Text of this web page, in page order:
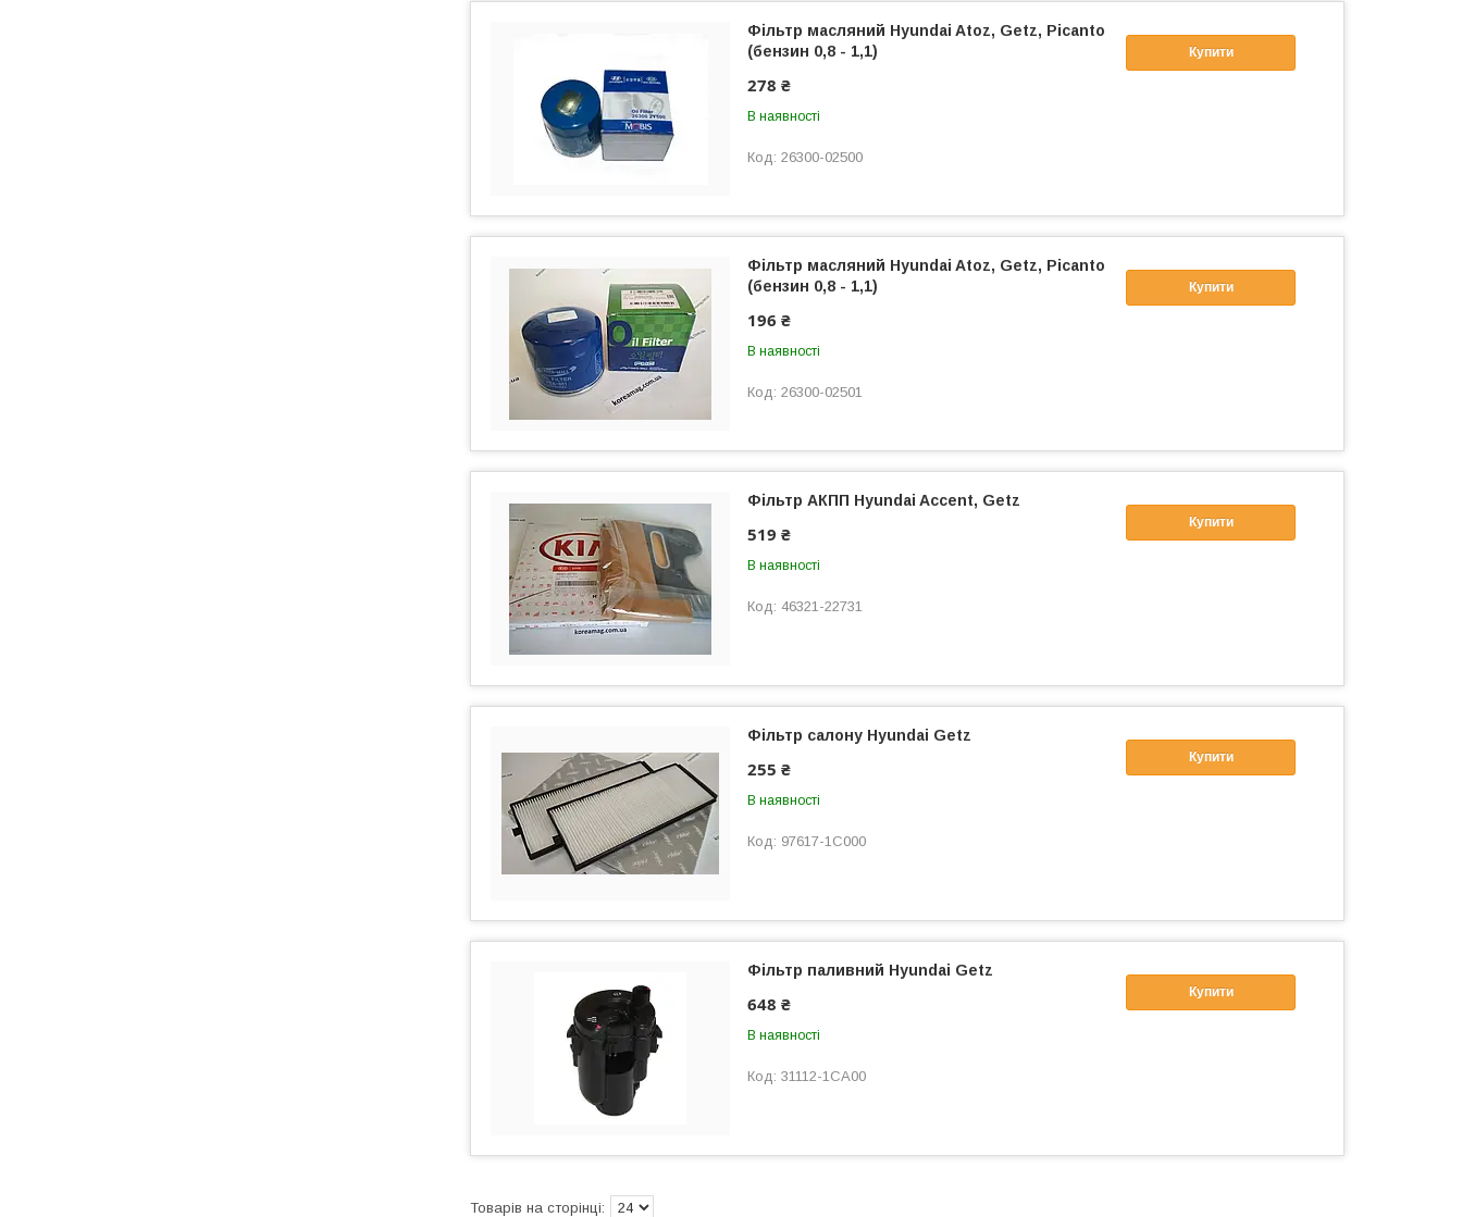
Купити
Фільтр масляний Hyundai Atoz, Getz, Picanto
(бензин 0,8 - 1,1)
278 ₴
В наявності
26300-02500
Купити
Фільтр масляний Hyundai Atoz, Getz, Picanto
(бензин 0,8 - 1,1)
196 ₴
В наявності
26300-02501
Купити
Фільтр АКПП Hyundai Accent, Getz
519 ₴
В наявності
46321-22731
Купити
Фільтр салону Hyundai Getz
255 ₴
В наявності
97617-1C000
Купити
Фільтр паливний Hyundai Getz
648 ₴
В наявності
31112-1CA00